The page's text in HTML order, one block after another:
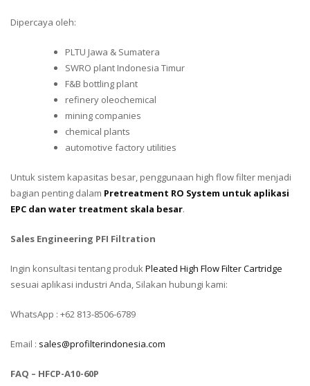
Dipercaya oleh:
PLTU Jawa & Sumatera
SWRO plant Indonesia Timur
F&B bottling plant
refinery oleochemical
mining companies
chemical plants
automotive factory utilities
Untuk sistem kapasitas besar, penggunaan high flow filter menjadi
bagian penting dalam Pretreatment RO System untuk aplikasi
EPC dan water treatment skala besar.
Sales Engineering PFI Filtration
Ingin konsultasi tentang produkPleated High Flow Filter Cartridge
sesuai aplikasi industri Anda, Silakan hubungi kami:
WhatsApp : +62 813-8506-6789
Email : sales@profilterindonesia.com
FAQ – HFCP-A10-60P